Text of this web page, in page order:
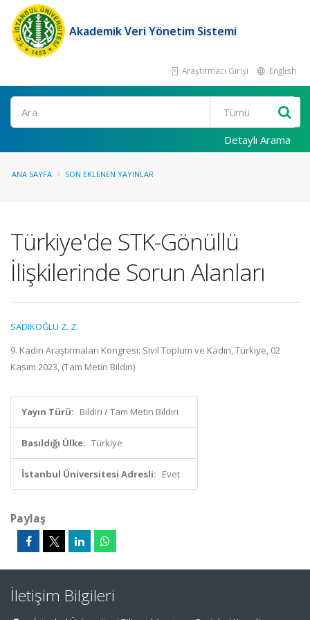
Akademik Veri Yönetim Sistemi
Araştırmacı Girişi English
Ara
Detaylı Arama
ANA SAYFA SON EKLENEN YAYINLAR
Türkiye'de STK-Gönüllü
İlişkilerinde Sorun Alanları
SADIKOĞLU Z. Z.
9. Kadın Araştırmaları Kongresi: Sivil Toplum ve Kadın, Türkiye, 02
Kasım 2023, (Tam Metin Bildiri)
Yayın Türü: Bildiri / Tam Metin Bildiri
Basıldığı Ülke: Türkiye
İstanbul Üniversitesi Adresli: Evet
Paylaş
İletişim Bilgileri